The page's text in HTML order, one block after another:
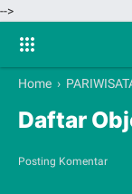
-->
Home ›
Daftar
Posting Komentar